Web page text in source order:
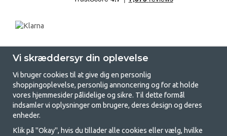
GetCamping.dk - Din butik for
camping og friluftsliv
Vi skræddersyr din oplevelse
Vi bruger cookies til at give dig en personlig
shoppingoplevelse, personlig annoncering og for at holde
vores hjemmesider pålidelige og sikre. Til dette formål
indsamler vi oplysninger om brugere, deres design og deres
enheder.
Klik på "Okay", hvis du tillader alle cookies eller vælg, hvilke